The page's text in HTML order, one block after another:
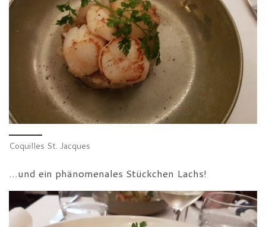
Coquilles St. Jacques
…und ein phänomenales Stückchen Lachs!